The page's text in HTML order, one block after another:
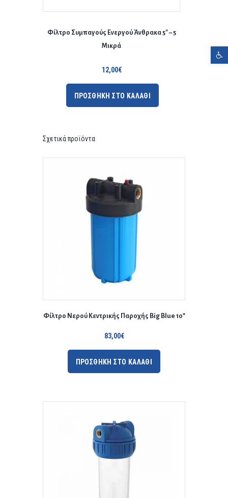
Ανοίξτε τη γραμμή εργαλείων
Φίλτρο Συμπαγούς Ενεργού Άνθρακα 5″ – 5
Μικρά
12,00€
ΠΡΟΣΘΗΚΗ ΣΤΟ ΚΑΛΑΘΙ
Σχετικά προϊόντα
Φίλτρο Νερού Κεντρικής Παροχής Big Blue 10”
83,00€
ΠΡΟΣΘΗΚΗ ΣΤΟ ΚΑΛΑΘΙ